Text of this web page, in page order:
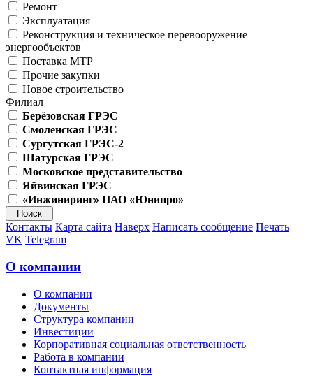
Ремонт
Эксплуатация
Реконструкция и техническое перевооружение
энергообъектов
Поставка МТР
Прочие закупки
Новое строительство
Филиал
Берёзовская ГРЭС
Смоленская ГРЭС
Сургутская ГРЭС-2
Шатурская ГРЭС
Московское представительство
Яйвинская ГРЭС
«Инжиниринг» ПАО «Юнипро»
Контакты Карта сайта Наверх Написать сообщение Печать
VK Telegram
О компании
О компании
Документы
Структура компании
Инвестиции
Корпоративная социальная ответственность
Работа в компании
Контактная информация